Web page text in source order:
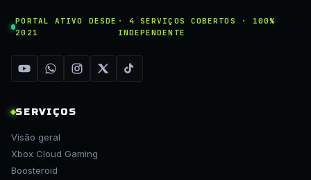
PORTAL ATIVO DESDE
2021
· 4 SERVIÇOS COBERTOS · 100%
INDEPENDENTE
SERVIÇOS
Visão geral
Xbox Cloud Gaming
Boosteroid